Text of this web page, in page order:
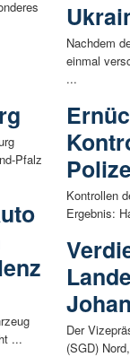
Pfalz
...
Nachdem
einmal
...
Kontrollen
Ergebnis:
Der
(SGD)